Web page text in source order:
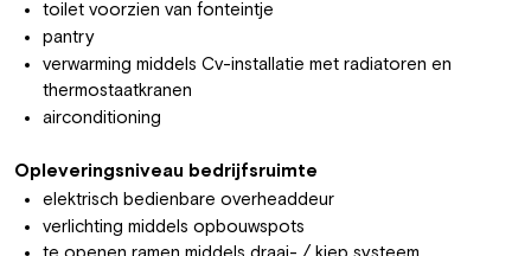
toilet voorzien van fonteintje
pantry
verwarming middels Cv-installatie met radiatoren en
thermostaatkranen
airconditioning
Opleveringsniveau bedrijfsruimte
elektrisch bedienbare overheaddeur
verlichting middels opbouwspots